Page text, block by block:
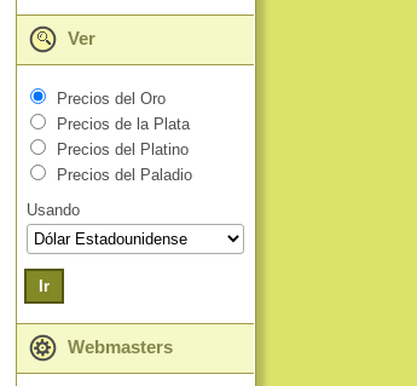
Ver
Precios del Oro
Precios de la Plata
Precios del Platino
Precios del Paladio
Usando
Ir
Webmasters